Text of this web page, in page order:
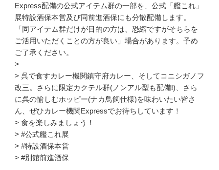
Express配備の公式アイテム群の一部を、公式「艦これ」
展特設酒保本営及び同前進酒保にも分散配備します。
「同アイテム群だけが目的の方は、恐縮ですがそちらを
ご活用いただくことの方が良い」場合があります。予め
ご了承ください。
>
> 呉で食すカレー機関鎮守府カレー、そしてコニシガノフ
改三。さらに限定カクテル群(ノンアル型も配備!)、さら
に呉の愉しむホッピー(ナカ鳥飼仕様)を味わいたい皆さ
ん、ぜひカレー機関Expressでお待ちしています！
> 食を楽しみましょう！
> #公式艦これ展
> #特設酒保本営
> #別館前進酒保